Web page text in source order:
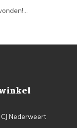
Nederweert